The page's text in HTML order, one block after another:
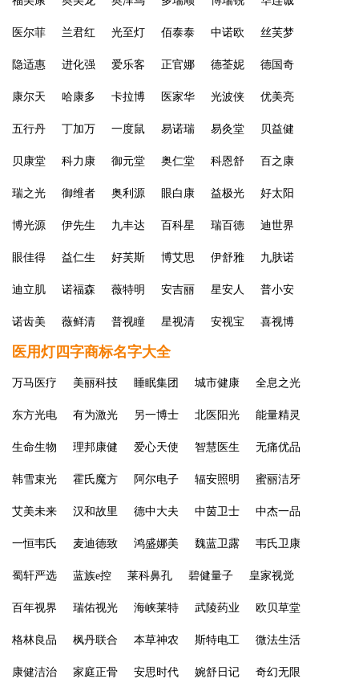
医尔菲 兰君红 光至灯 佰泰泰 中诺欧 丝芙梦
隐适惠 进化强 爱乐客 正官娜 德荃妮 德国奇
康尔天 哈康多 卡拉博 医家华 光波侠 优美亮
五行丹 丁加万 一度鼠 易诺瑞 易灸堂 贝益健
贝康堂 科力康 御元堂 奥仁堂 科恩舒 百之康
瑞之光 御维者 奥利源 眼白康 益极光 好太阳
博光源 伊先生 九丰达 百科星 瑞百德 迪世界
眼佳得 益仁生 好芙斯 博艾思 伊舒雅 九肤诺
迪立肌 诺福森 薇特明 安吉丽 星安人 普小安
诺齿美 薇鲜清 普视瞳 星视清 安视宝 喜视博
医用灯四字商标名字大全
万马医疗 美丽科技 睡眠集团 城市健康 全息之光
东方光电 有为激光 另一博士 北医阳光 能量精灵
生命生物 理邦康健 爱心天使 智慧医生 无痛优品
韩雪束光 霍氏魔方 阿尔电子 辐安照明 蜜丽洁牙
艾美未来 汉和故里 德中大夫 中茵卫士 中杰一品
一恒韦氏 麦迪德致 鸿盛娜美 魏蓝卫露 韦氏卫康
蜀轩严选 蓝族e控 莱科鼻孔 碧健量子 皇家视觉
百年视界 瑞佑视光 海峡莱特 武陵药业 欧贝草堂
格林良品 枫丹联合 本草神农 斯特电工 微法生活
康健洁治 家庭正骨 安思时代 婉舒日记 奇幻无限